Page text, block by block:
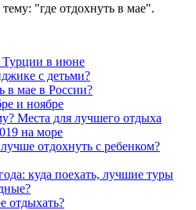
"где отдохнуть в мае".
Турции в июне
с детьми?
в мае в России?
и ноябре
Места для лучшего отдыха
на море
отдохнуть с ребенком?
куда поехать, лучшие туры
отдыхать?